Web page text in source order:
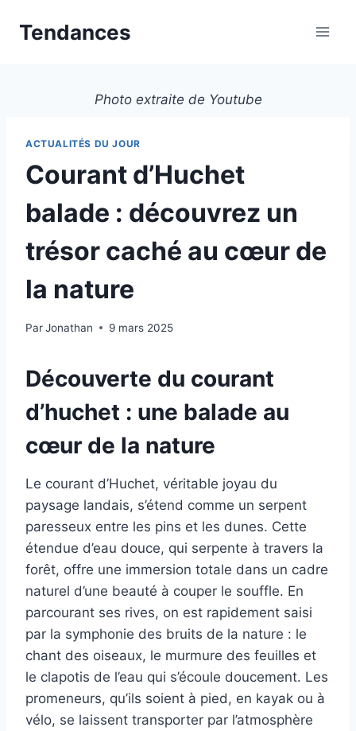
Tendances
Photo extraite de Youtube
ACTUALITÉS DU JOUR
Courant d’Huchet
balade : découvrez un
trésor caché au cœur de
la nature
ParJonathan 9 mars 2025
Découverte du courant
d’huchet : une balade au
cœur de la nature
Le courant d’Huchet, véritable joyau du
paysage landais, s’étend comme un serpent
paresseux entre les pins et les dunes. Cette
étendue d’eau douce, qui serpente à travers la
forêt, offre une immersion totale dans un cadre
naturel d’une beauté à couper le souffle. En
parcourant ses rives, on est rapidement saisi
par la symphonie des bruits de la nature : le
chant des oiseaux, le murmure des feuilles et
le clapotis de l’eau qui s’écoule doucement. Les
promeneurs, qu’ils soient à pied, en kayak ou à
vélo, se laissent transporter par l’atmosphère